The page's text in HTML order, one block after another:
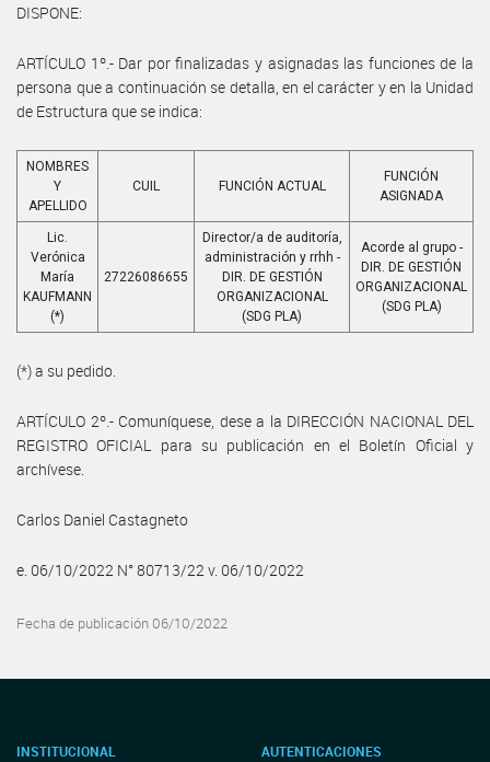
DISPONE:
ARTÍCULO 1º.- Dar por finalizadas y asignadas las funciones de la
persona que a continuación se detalla, en el carácter y en la Unidad
de Estructura que se indica:
NOMBRES
Y
APELLIDO
CUIL FUNCIÓN ACTUAL
FUNCIÓN
ASIGNADA
Lic.
Verónica
María
KAUFMANN
(*)
27226086655
Director/a de auditoría,
administración y rrhh -
DIR. DE GESTIÓN
ORGANIZACIONAL
(SDG PLA)
Acorde al grupo -
DIR. DE GESTIÓN
ORGANIZACIONAL
(SDG PLA)
(*) a su pedido.
ARTÍCULO 2º.- Comuníquese, dese a la DIRECCIÓN NACIONAL DEL
REGISTRO OFICIAL para su publicación en el Boletín Oficial y
archívese.
Carlos Daniel Castagneto
e. 06/10/2022 N° 80713/22 v. 06/10/2022
Fecha de publicación 06/10/2022
INSTITUCIONAL AUTENTICACIONES